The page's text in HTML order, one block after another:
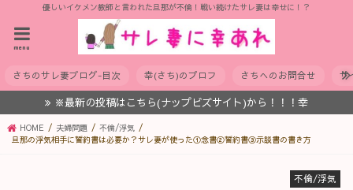
優しいイケメン教師と言われた旦那が不倫！戦い続けたサレ妻は幸せに！？
menu
さちのサレ妻ブログ-目次 幸(さち)のプロフ さちへのお問合せ サ
※最新の投稿はこちら(ナップビズサイト)から！！！幸
HOME 夫婦問題
不倫/浮気
旦那の浮気相手に誓約書は必要か？サレ妻が使った①念書②誓約書③示談書の書き方
不倫/浮気